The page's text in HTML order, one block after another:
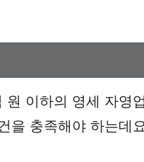
이하의 영세 자영
을 충족해야 하는데